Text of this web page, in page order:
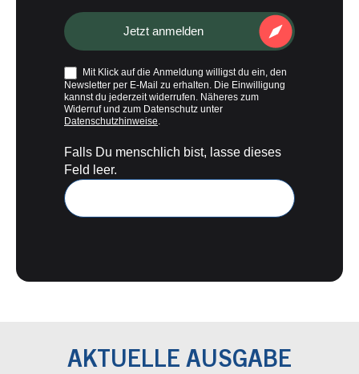
Jetzt anmelden
Mit Klick auf die Anmeldung willigst du ein, den
Newsletter per E-Mail zu erhalten. Die Einwilligung
kannst du jederzeit widerrufen. Näheres zum
Widerruf und zum Datenschutz unter
Datenschutzhinweise.
Falls Du menschlich bist, lasse dieses
Feld leer.
AKTUELLE AUSGABE